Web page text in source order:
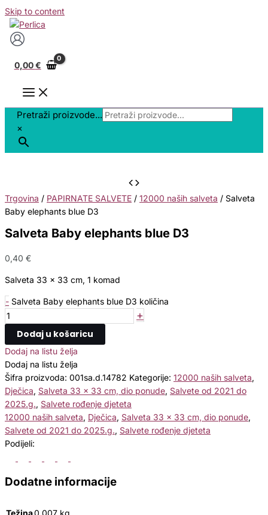
Skip to content
0,00€
Pretraži proizvode...
×
Trgovina / PAPIRNATE SALVETE / 12000 naših salveta / Salveta
Baby elephants blue D3
Salveta Baby elephants blue D3
0,40 €
Salveta 33 x 33 cm, 1 komad
- Salveta Baby elephants blue D3 količina
+
Dodaj u košaricu
Dodaj na listu želja
Dodaj na listu želja
Šifra proizvoda: 001sa.d.14782 Kategorije: 12000 naših salveta,
Dječica, Salveta 33 x 33 cm, dio ponude, Salvete od 2021 do
2025.g., Salvete rođenje djeteta
12000 naših salveta, Dječica, Salveta 33 x 33 cm, dio ponude,
Salvete od 2021 do 2025.g., Salvete rođenje djeteta
Podijeli:
Dodatne informacije